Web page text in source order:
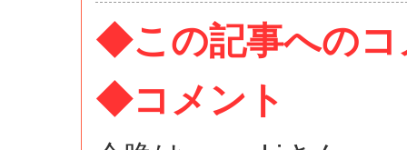
◆この記事へのコ
◆コメント